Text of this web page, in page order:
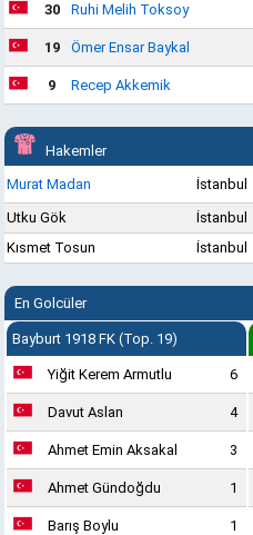
30 Ruhi Melih Toksoy
19 Ömer Ensar Baykal
9 Recep Akkemik
Hakemler
Murat Madan
İstanbul
Utku Gök
İstanbul
Kısmet Tosun
İstanbul
En Golcüler
Bayburt 1918 FK (Top. 19)
Yiğit Kerem Armutlu 6
Davut Aslan 4
Ahmet Emin Aksakal 3
Ahmet Gündoğdu 1
Barış Boylu
1